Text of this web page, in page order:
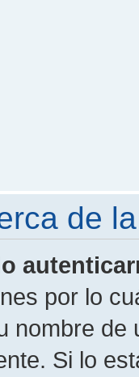
de
por lo
nombre
Si lo